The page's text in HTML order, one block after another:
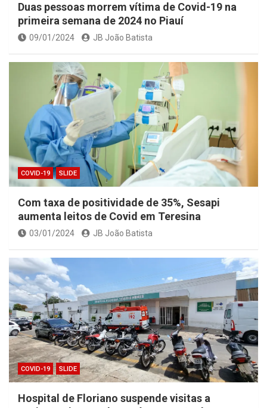
Duas pessoas morrem vítima de Covid-19 na
primeira semana de 2024 no Piauí
09/01/2024 JB João Batista
COVID-19 SLIDE
Com taxa de positividade de 35%, Sesapi
aumenta leitos de Covid em Teresina
03/01/2024 JB João Batista
COVID-19 SLIDE
Hospital de Floriano suspende visitas a